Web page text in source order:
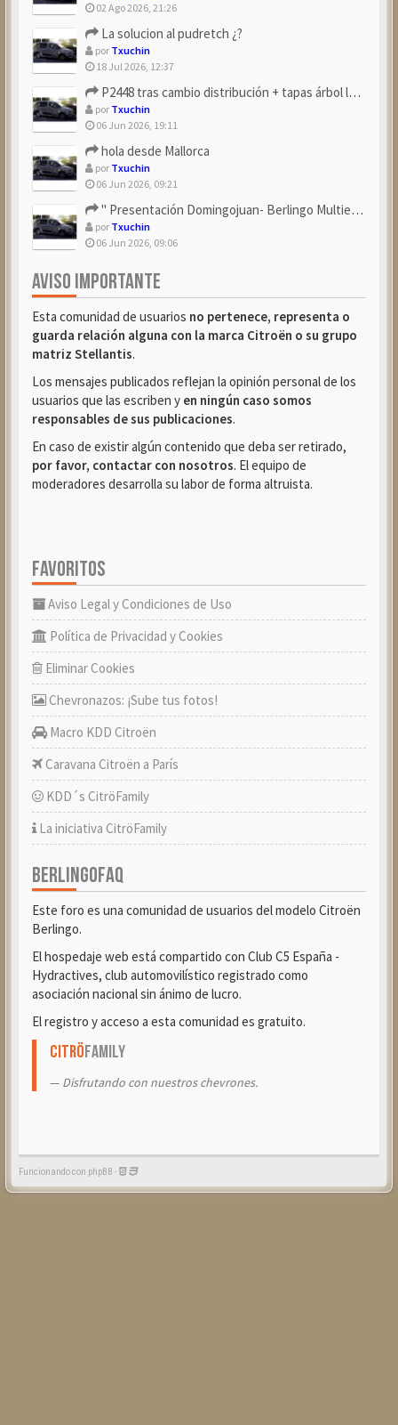
02 Ago 2026, 21:26
La solucion al pudretch ¿?
por Txuchin
18 Jul 2026, 12:37
P2448 tras cambio distribución + tapas árbol levas
por Txuchin
06 Jun 2026, 19:11
hola desde Mallorca
por Txuchin
06 Jun 2026, 09:21
" Presentación Domingojuan- Berlingo Multiespace Blue ...
por Txuchin
06 Jun 2026, 09:06
AVISO IMPORTANTE
Esta comunidad de usuarios no pertenece, representa o
guarda relación alguna con la marca Citroën o su grupo
matriz Stellantis.
Los mensajes publicados reflejan la opinión personal de los
usuarios que las escriben y en ningún caso somos
responsables de sus publicaciones.
En caso de existir algún contenido que deba ser retirado,
por favor, contactar con nosotros. El equipo de
moderadores desarrolla su labor de forma altruista.
FAVORITOS
Aviso Legal y Condiciones de Uso
Política de Privacidad y Cookies
Eliminar Cookies
Chevronazos: ¡Sube tus fotos!
Macro KDD Citroën
Caravana Citroën a París
KDD´s CitröFamily
La iniciativa CitröFamily
BERLINGOFAQ
Este foro es una comunidad de usuarios del modelo Citroën
Berlingo.
El hospedaje web está compartido con Club C5 España -
Hydractives, club automovilístico registrado como
asociación nacional sin ánimo de lucro.
El registro y acceso a esta comunidad es gratuito.
CitröFamily
Disfrutando con nuestros chevrones.
Funcionando con phpBB -